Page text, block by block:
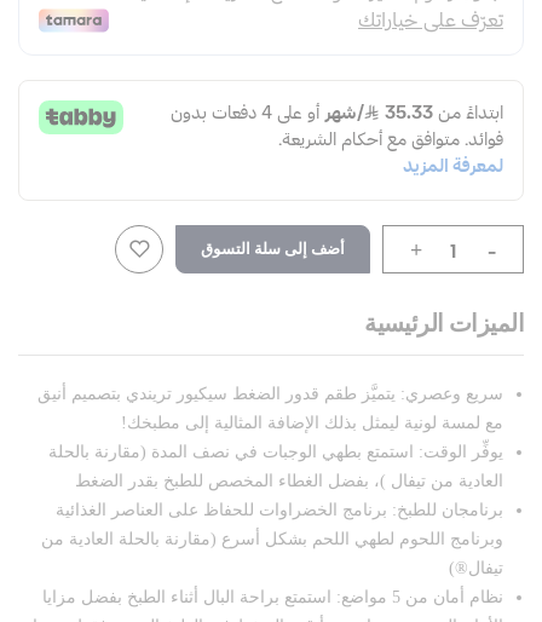
-
+ أضف إلى سلة التسوق
الميزات الرئيسية
سريع وعصري: يتميَّز طقم قدور الضغط سيكيور تريندي بتصميم أنيق
مع لمسة لونية ليمثل بذلك الإضافة المثالية إلى مطبخك!
يوفِّر الوقت: استمتع بطهي الوجبات في نصف المدة (مقارنة بالحلة
العادية من تيفال )، بفضل الغطاء المخصص للطبخ بقدر الضغط
برنامجان للطبخ: برنامج الخضراوات للحفاظ على العناصر الغذائية
وبرنامج اللحوم لطهي اللحم بشكل أسرع (مقارنة بالحلة العادية من
تيفال®)
نظام أمان من 5 مواضع: استمتع براحة البال أثناء الطبخ بفضل مزايا